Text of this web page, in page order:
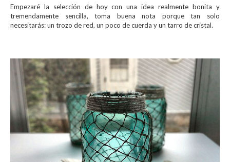
Empezaré la selección de hoy con una idea realmente bonita y
tremendamente sencilla, toma buena nota porque tan solo
necesitarás: un trozo de red, un poco de cuerda y un tarro de cristal.